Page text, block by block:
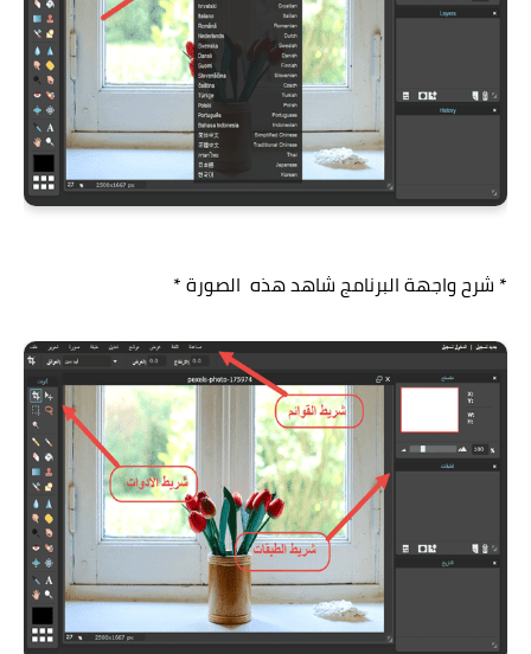
* شرح واجهة البرنامج شاهد هذه الصورة *